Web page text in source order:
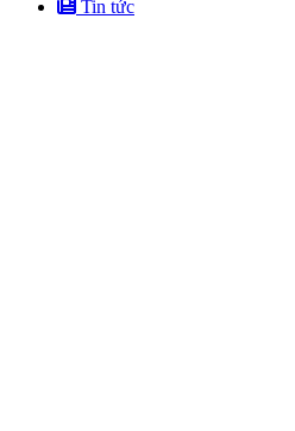
Tin tức